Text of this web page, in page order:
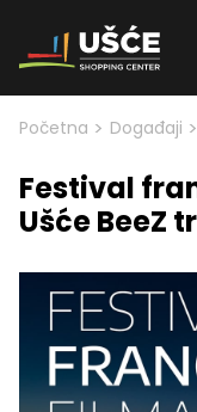
Skip to content
Početna > Događaji >
Festival
Ušće BeeZ